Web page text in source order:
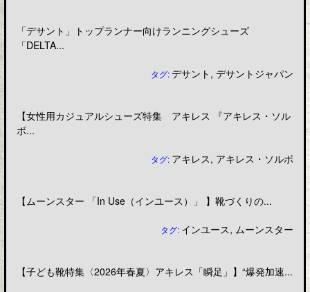
「デサント」トップランナー向けランニングシューズ
「DELTA...
タグ:デサント ,デサントジャパン
【女性用カジュアルシューズ特集 アキレス 『アキレス・ソル
ボ...
タグ: アキレス, アキレス・ソルボ
【ムーンスター 「In Use（インユース）」 】靴づくりの...
タグ: インユース, ムーンスター
【子ども靴特集〈2026年春夏〉アキレス「瞬足」】“爆発加速...